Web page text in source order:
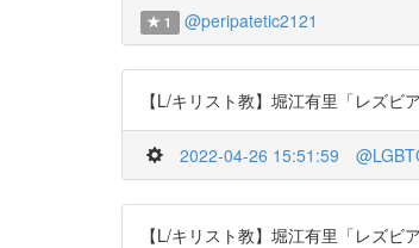
1 @peripatetic2121
【L/キリスト教】堀江有里「レズ
2022-04-26 15:51:59
【L/キリスト教】堀江有里「レズ